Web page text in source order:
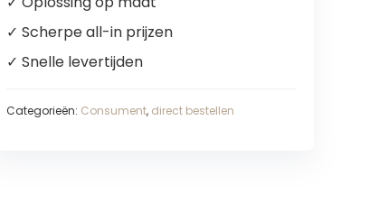
✓ Scherpe all-in prijzen
✓ Snelle levertijden
Categorieën: Consument, direct bestellen